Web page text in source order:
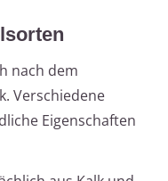
nach dem
Verschiedene
Eigenschaften